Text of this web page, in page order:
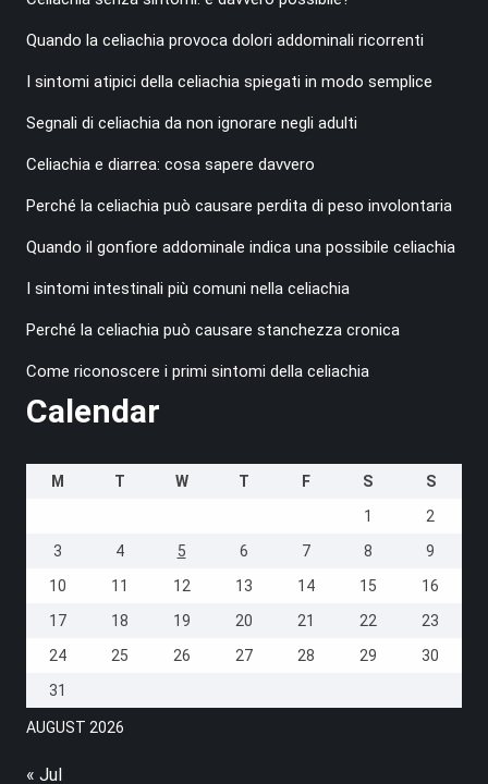
Quando la celiachia provoca dolori addominali ricorrenti
I sintomi atipici della celiachia spiegati in modo semplice
Segnali di celiachia da non ignorare negli adulti
Celiachia e diarrea: cosa sapere davvero
Perché la celiachia può causare perdita di peso involontaria
Quando il gonfiore addominale indica una possibile celiachia
I sintomi intestinali più comuni nella celiachia
Perché la celiachia può causare stanchezza cronica
Come riconoscere i primi sintomi della celiachia
Calendar
AUGUST 2026
M T W T F S
S
1
2
3
4 5 6 7 8
9
10
11 12 13 14 15
16
17
18 19 20 21 22
23
24
25 26 27 28 29
30
31
« Jul